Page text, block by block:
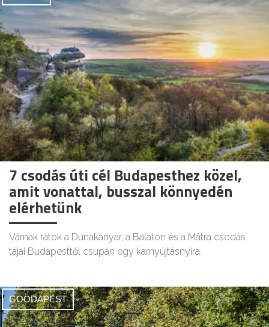
7 csodás úti cél Budapesthez közel,
amit vonattal, busszal könnyedén
elérhetünk
Várnak rátok a Dunakanyar, a Balaton és a Mátra csodás
tájai Budapesttől csupán egy karnyújtásnyira.
GOODAPEST